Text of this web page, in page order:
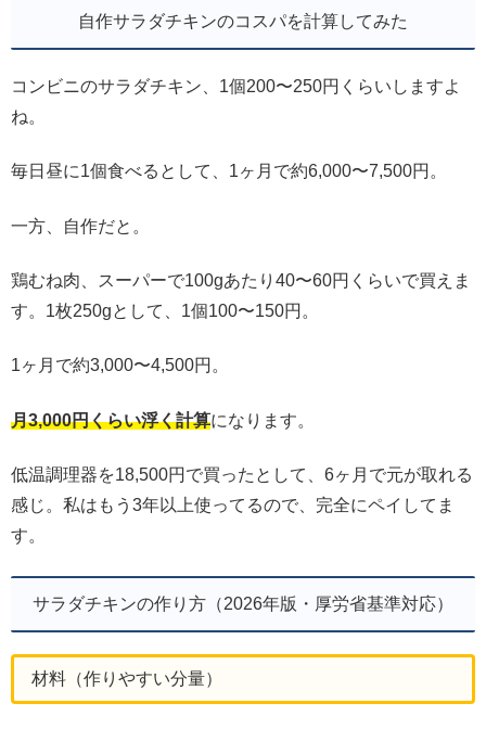
自作サラダチキンのコスパを計算してみた
コンビニのサラダチキン、1個200〜250円くらいしますよ
ね。
毎日昼に1個食べるとして、1ヶ月で約6,000〜7,500円。
一方、自作だと。
鶏むね肉、スーパーで100gあたり40〜60円くらいで買えま
す。1枚250gとして、1個100〜150円。
1ヶ月で約3,000〜4,500円。
月3,000円くらい浮く計算になります。
低温調理器を18,500円で買ったとして、6ヶ月で元が取れる
感じ。私はもう3年以上使ってるので、完全にペイしてま
す。
サラダチキンの作り方（2026年版・厚労省基準対応）
材料（作りやすい分量）